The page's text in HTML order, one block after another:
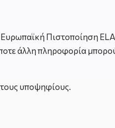
Πιστοποίηση
άλλη πληροφορία
υποψηφίους.